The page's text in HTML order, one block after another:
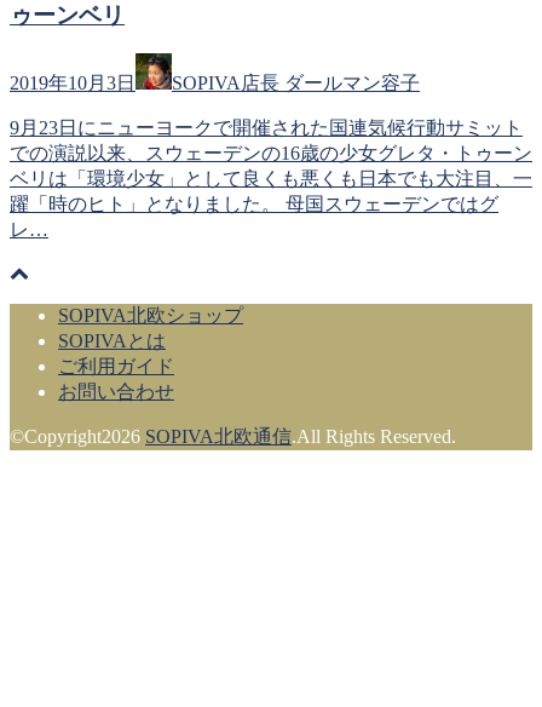
ゥーンベリ
2019年10月3日 SOPIVA店長 ダールマン容子
9月23日にニューヨークで開催された国連気候行動サミット
での演説以来、スウェーデンの16歳の少女グレタ・トゥーン
ベリは「環境少女」として良くも悪くも日本でも大注目、一
躍「時のヒト」となりました。 母国スウェーデンではグ
レ…
SOPIVA北欧ショップ
SOPIVAとは
ご利用ガイド
お問い合わせ
©Copyright2026 SOPIVA北欧通信.All Rights Reserved.